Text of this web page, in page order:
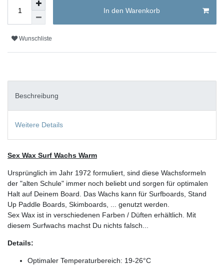
In den Warenkorb
Wunschliste
Beschreibung
Weitere Details
Sex Wax Surf Wachs Warm
Ursprünglich im Jahr 1972 formuliert, sind diese Wachsformeln
der "alten Schule" immer noch beliebt und sorgen für optimalen
Halt auf Deinem Board. Das Wachs kann für Surfboards, Stand
Up Paddle Boards, Skimboards, ... genutzt werden.
Sex Wax ist in verschiedenen Farben / Düften erhältlich. Mit
diesem Surfwachs machst Du nichts falsch...
Details:
Optimaler Temperaturbereich: 19-26°C